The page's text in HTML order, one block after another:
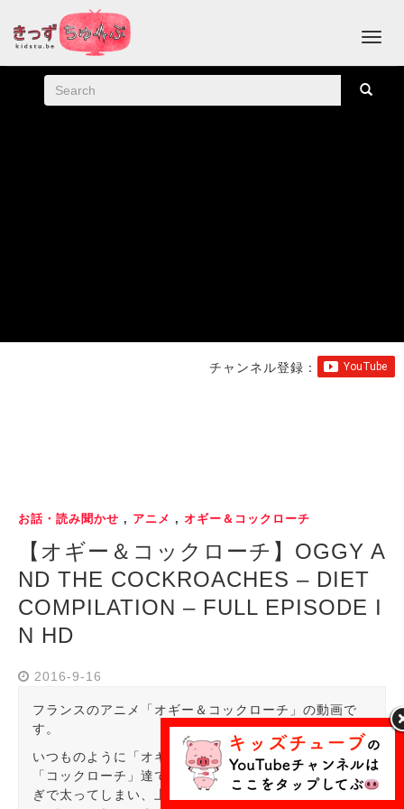
チャンネル登録：
お話・読み聞かせ , アニメ , オギー＆コックローチ
【オギー＆コックローチ】OGGY A
ND THE COCKROACHES – DIET
COMPILATION – FULL EPISODE I
N HD
2016-9-16
フランスのアニメ「オギー＆コックローチ」の動画で
す。
いつものように「オギー」の食べ物を盗み食いしていた
「コックローチ」達ですが、「ディーディー」が食べ過
ぎで太ってしまい、上手く逃げられず「オギー」にコテ